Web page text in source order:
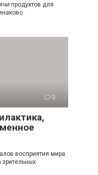
продуктов для
0
восприятия мира.
зрительных